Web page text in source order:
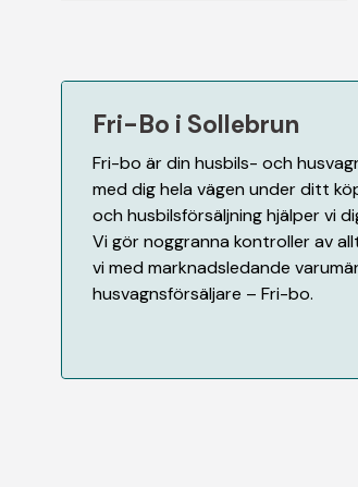
Fri-Bo i Sollebrun
Fri-bo är din husbils- och
med dig hela vägen under ditt
och husbilsförsäljning hjälper vi
Vi gör noggranna kontroller av
vi med marknadsledande
husvagnsförsäljare – Fri-bo.